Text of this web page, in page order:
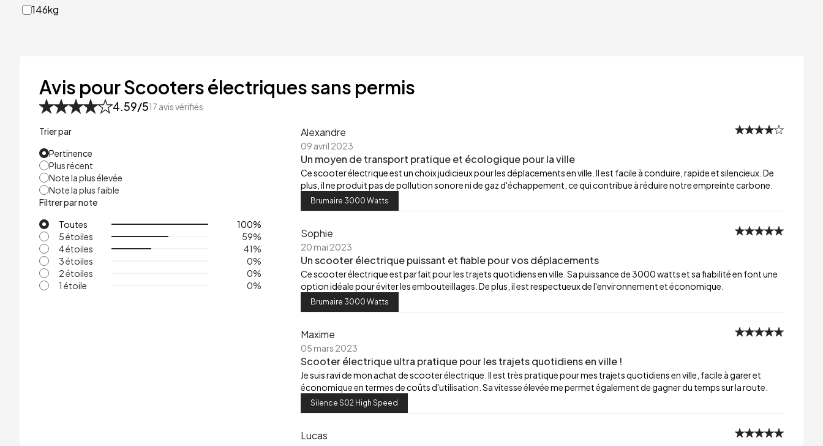
146kg
Avis pour Scooters électriques sans permis
4.59/517 avis vérifiés
Trier par
Pertinence
Plus récent
Note la plus élevée
Note la plus faible
Filtrer par note
Toutes
100%
5 étoiles
59%
4 étoiles
41%
3 étoiles
0%
2 étoiles
0%
1 étoile
0%
Alexandre
09 avril 2023
Un moyen de transport pratique et écologique pour la ville
Ce scooter électrique est un choix judicieux pour les déplacements en ville. Il est facile à conduire, rapide et silencieux. De
plus, il ne produit pas de pollution sonore ni de gaz d'échappement, ce qui contribue à réduire notre empreinte carbone.
Brumaire 3000 Watts
Sophie
20 mai 2023
Un scooter électrique puissant et fiable pour vos déplacements
Ce scooter électrique est parfait pour les trajets quotidiens en ville. Sa puissance de 3000 watts et sa fiabilité en font une
option idéale pour éviter les embouteillages. De plus, il est respectueux de l'environnement et économique.
Brumaire 3000 Watts
Maxime
05 mars 2023
Scooter électrique ultra pratique pour les trajets quotidiens en ville !
Je suis ravi de mon achat de scooter électrique. Il est très pratique pour mes trajets quotidiens en ville, facile à garer et
économique en termes de coûts d'utilisation. Sa vitesse élevée me permet également de gagner du temps sur la route.
Silence S02 High Speed
Lucas